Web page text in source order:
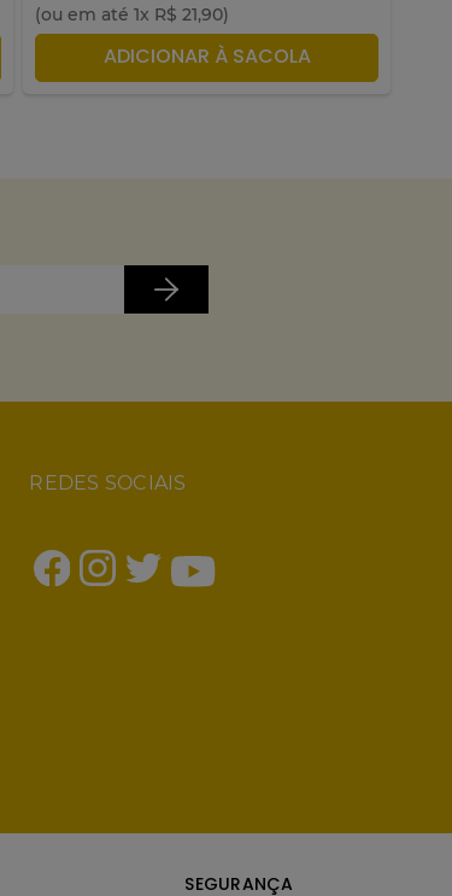
(ou em até1x R$ 21,90)
ADICIONAR À SACOLA
REDES SOCIAIS
SEGURANÇA